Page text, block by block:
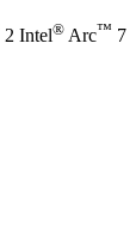
2 Intel® Arc™ 7